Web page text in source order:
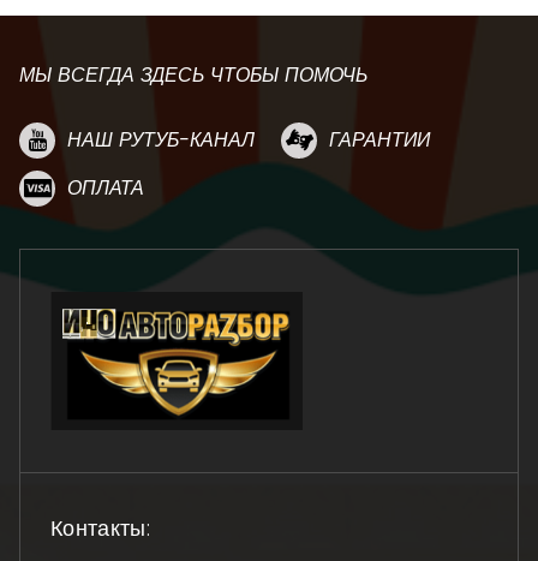
МЫ ВСЕГДА ЗДЕСЬ ЧТОБЫ ПОМОЧЬ
НАШ РУТУБ-КАНАЛ
ГАРАНТИИ
ОПЛАТА
Контакты: